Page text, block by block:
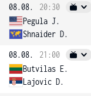
08.08.
20:30
Pegula J.
Shnaider D.
08.08.
21:00
Butvilas E.
Lajovic D.